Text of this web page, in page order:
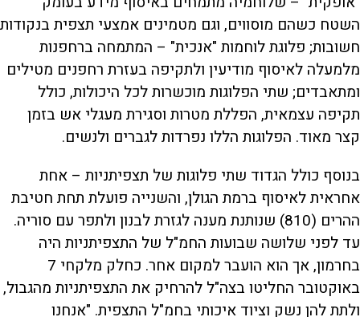
השטח כשהם מוסווים, וגם מטמינים אמצעי תצפית בנקודות
חשובות; פלוגת לוחמות "אנכית" – המתמחה ברחפנות
מלמעלה לאיסוף מודיעין ולתקיפה בעזרת רחפנים מטילים
ומתאבדים; שתי הפלוגות מוכשרות לכל היכולות, כולל
תקיפה עצמאית, הפללת מטרות וסגירת מעגלי אש בזמן
קצר מאוד. הפלוגות הללו נפרדות לגברים ולנשים.
בנוסף כולל הגדוד שתי פלוגות של תצפיתניות – אחת
אחראית לאיסוף ברמת הגולן, והשנייה פועלת תחת חטיבת
ההרים (810) שנותנת מענה לגזרת לבנון ולתפר עם סוריה.
עד לפני שלושה שבועות החמ"ל של התצפיתניות היה
בחרמון, אך הוא הועבר למקום אחר. כחלק מלקחי 7
באוקטובר החליטו בצה"ל להרחיק את התצפיתניות מהגבול,
ולתת להן נשק וציוד איכותי בחמ"ל התצפית. "אנחנו